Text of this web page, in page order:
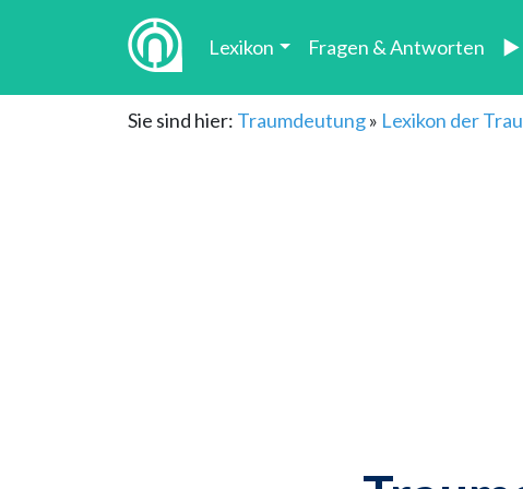
Lexikon Fragen & Antworten ►
Sie sind hier: Traumdeutung» Lexikon der